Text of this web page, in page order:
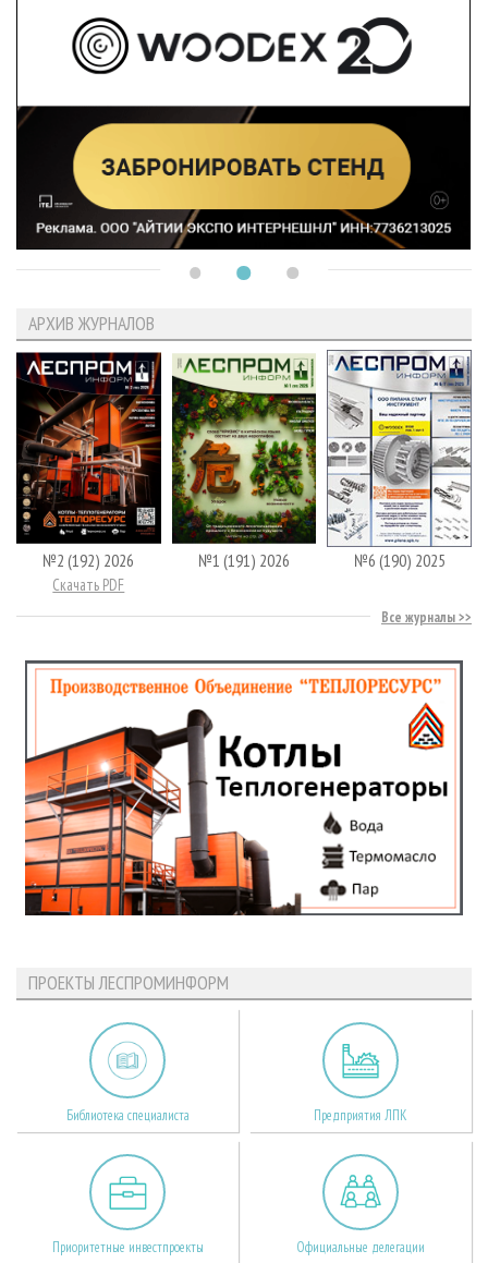
АРХИВ ЖУРНАЛОВ
№2 (192) 2026
Скачать PDF
№1 (191) 2026 №6 (190) 2025
Все журналы
ПРОЕКТЫ ЛЕСПРОМИНФОРМ
Библиотека специалиста Предприятия ЛПК
Приоритетные инвестпроекты Официальные делегации